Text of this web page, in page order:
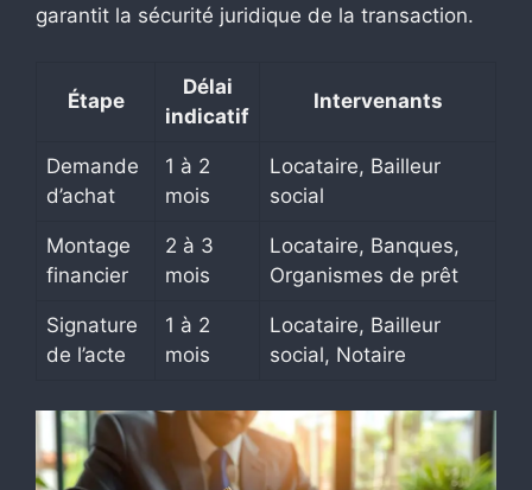
garantit la sécurité juridique de la transaction.
Étape
Délai
indicatif
Intervenants
Demande
d’achat
1 à 2
mois
Locataire, Bailleur
social
Montage
financier
2 à 3
mois
Locataire, Banques,
Organismes de prêt
Signature
de l’acte
1 à 2
mois
Locataire, Bailleur
social, Notaire